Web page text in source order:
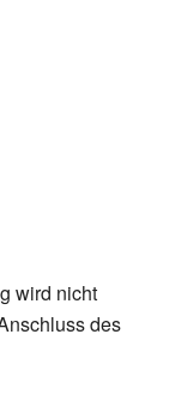
wird nicht
des